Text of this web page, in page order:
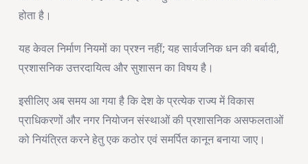
होता है।
यह केवल निर्माण नियमों का प्रश्न नहीं; यह सार्वजनिक धन की बर्बादी,
प्रशासनिक उत्तरदायित्व और सुशासन का विषय है।
इसीलिए अब समय आ गया है कि देश के प्रत्येक राज्य में विकास
प्राधिकरणों और नगर नियोजन संस्थाओं की प्रशासनिक असफलताओं
को नियंत्रित करने हेतु एक कठोर एवं समर्पित कानून बनाया जाए।